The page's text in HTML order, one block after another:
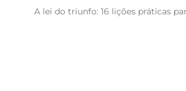
A lei do triunfo: 16 lições práticas